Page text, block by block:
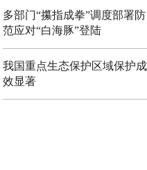
多部门“攥指成拳”调度部署防
范应对“白海豚”登陆
我国重点生态保护区域保护成
效显著